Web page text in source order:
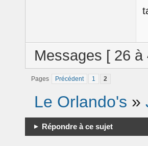
Messages [ 26 à
Pages Précédent 1 2
Le Orlando's »
Répondre à ce sujet